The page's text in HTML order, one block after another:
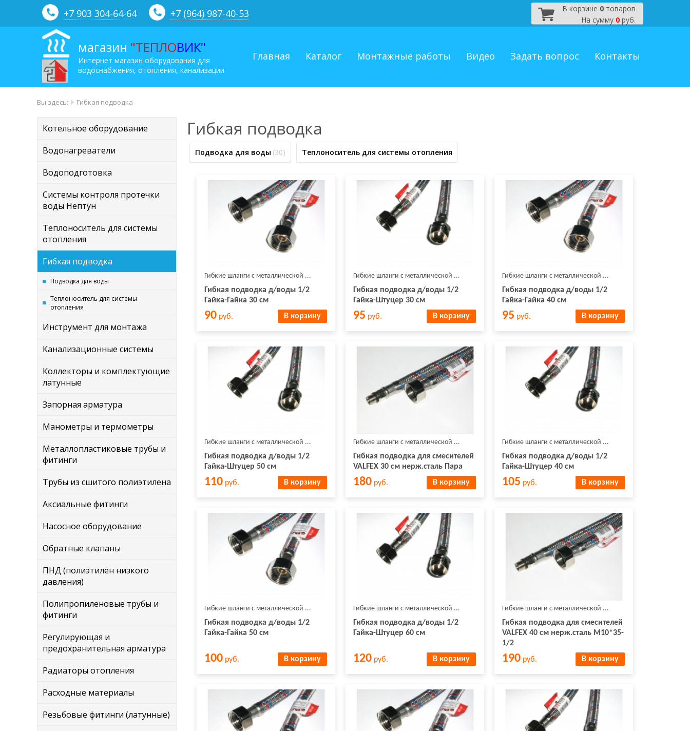
+7 903 304-64-64 +7 (964) 987-40-53 В корзине 0 товаров
На сумму 0 руб.
магазин "ТЕПЛОВИК"
Интернет магазин оборудования для
водоснабжения, отопления, канализации
Главная Каталог Монтажные работы Видео Задать вопрос Контакты
Вы здесь: Гибкая подводка
Котельное оборудование
Водонагреватели
Водоподготовка
Системы контроля протечки
воды Нептун
Теплоноситель для системы
отопления
Гибкая подводка
Подводка для воды
Теплоноситель для системы
отопления
Инструмент для монтажа
Канализационные системы
Коллекторы и комплектующие
латунные
Запорная арматура
Манометры и термометры
Металлопластиковые трубы и
фитинги
Трубы из сшитого полиэтилена
Аксиальные фитинги
Насосное оборудование
Обратные клапаны
ПНД (полиэтилен низкого
давления)
Полипропиленовые трубы и
фитинги
Регулирующая и
предохранительная арматура
Радиаторы отопления
Расходные материалы
Резьбовые фитинги (латунные)
Гибкая подводка
Подводка для воды (30) Теплоноситель для системы отопления
Гибкие шланги с металлической ...
Гибкая подводка д/воды 1/2
Гайка-Гайка 30 см
90 руб. В корзину
Гибкие шланги с металлической ...
Гибкая подводка д/воды 1/2
Гайка-Штуцер 30 см
95 руб. В корзину
Гибкие шланги с металлической ...
Гибкая подводка д/воды 1/2
Гайка-Гайка 40 см
95 руб. В корзину
Гибкие шланги с металлической ...
Гибкая подводка д/воды 1/2
Гайка-Штуцер 50 см
110 руб. В корзину
Гибкие шланги с металлической ...
Гибкая подводка для смесителей
VALFEX 30 см нерж.сталь Пара
180 руб. В корзину
Гибкие шланги с металлической ...
Гибкая подводка д/воды 1/2
Гайка-Штуцер 40 см
105 руб. В корзину
Гибкие шланги с металлической ...
Гибкая подводка д/воды 1/2
Гайка-Гайка 50 см
100 руб. В корзину
Гибкие шланги с металлической ...
Гибкая подводка д/воды 1/2
Гайка-Штуцер 60 см
120 руб. В корзину
Гибкие шланги с металлической ...
Гибкая подводка для смесителей
VALFEX 40 см нерж.сталь М10*35-
1/2
190 руб. В корзину